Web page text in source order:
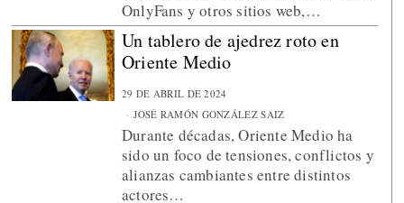
OnlyFans y otros sitios web,…
Un tablero de ajedrez roto en
Oriente Medio
29 DE ABRIL DE 2024
JOSÉ RAMÓN GONZÁLEZ SAIZ
Durante décadas, Oriente Medio ha
sido un foco de tensiones, conflictos y
alianzas cambiantes entre distintos
actores…